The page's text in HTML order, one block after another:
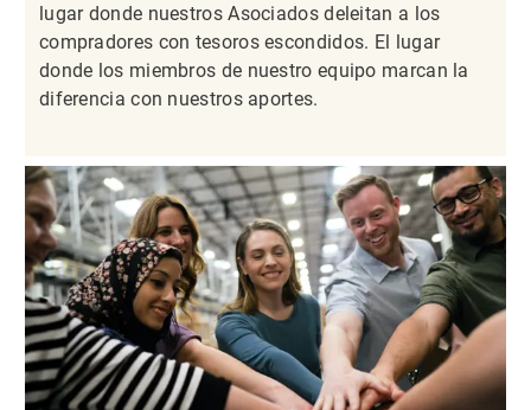
lugar donde nuestros Asociados deleitan a los
compradores con tesoros escondidos. El lugar
donde los miembros de nuestro equipo marcan la
diferencia con nuestros aportes.